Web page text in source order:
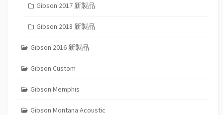
Gibson 2017 新製品
Gibson 2018 新製品
Gibson 2016 新製品
Gibson Custom
Gibson Memphis
Gibson Montana Acoustic